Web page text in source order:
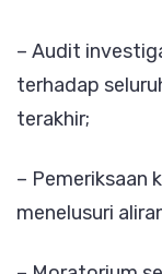
– Audit
terhadap
terakhir;
– Pemeriksaan
menelusuri